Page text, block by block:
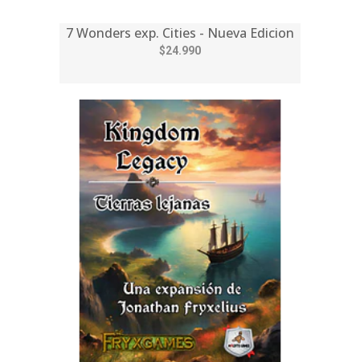
7 Wonders exp. Cities - Nueva Edicion
$24.990